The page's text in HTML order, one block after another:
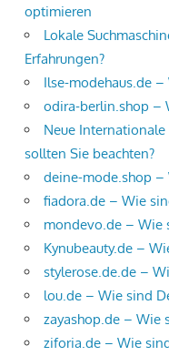
optimieren
Lokale
Erfahrungen?
Ilse-modehaus.de
odira-berlin.shop –
Neue Internationale
sollten Sie beachten?
deine-mode.shop –
fiadora.de – Wie
mondevo.de – Wie
Kynubeauty.de –
stylerose.de.de –
lou.de – Wie sind
zayashop.de – Wie
ziforia.de – Wie